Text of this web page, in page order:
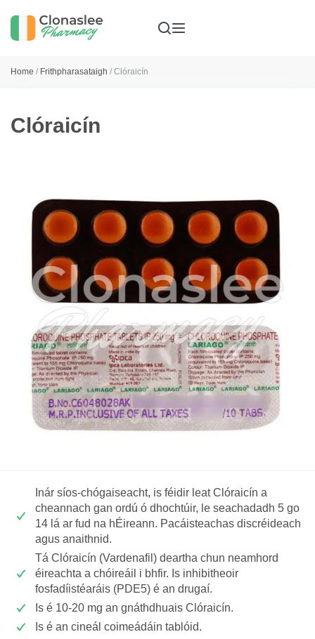
Home / Frithpharasataigh / Clóraicín
Clóraicín
Inár síos-chógaiseacht, is féidir leat Clóraicín a
cheannach gan ordú ó dhochtúir, le seachadadh 5 go
14 lá ar fud na hÉireann. Pacáisteachas discréideach
agus anaithnid.
Tá Clóraicín (Vardenafil) deartha chun neamhord
éireachta a chóireáil i bhfir. Is inhibitheoir
fosfadíistéaráis (PDE5) é an drugaí.
Is é 10-20 mg an gnáthdhuais Clóraicín.
Is é an cineál coimeádáin tablóid.